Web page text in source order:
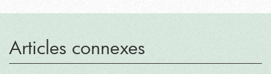
Articles connexes